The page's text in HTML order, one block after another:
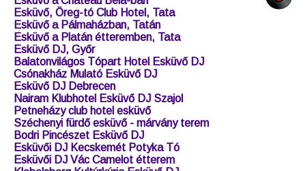
Esküvő, Öreg-tó Club Hotel, Tata
Esküvő a Pálmaházban, Tatán
Esküvő a Platán étteremben, Tata
Esküvő DJ, Győr
Balatonvilágos Tópart Hotel Esküvő DJ
Csónakház Mulató Esküvő DJ
Esküvő DJ Debrecen
Nairam Klubhotel Esküvő DJ Szajol
Petneházy club hotel esküvő
Széchenyi fürdő esküvő - márvány terem
Bodri Pincészet Esküvő DJ
Esküvői DJ Kecskemét Potyka Tó
Esküvői DJ Vác Camelot étterem